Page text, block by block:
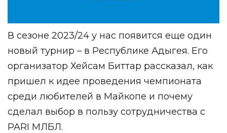
В сезоне 2023/24 у нас появится еще один
новый турнир – в Республике Адыгея. Его
организатор Хейсам Биттар рассказал, как
пришел к идее проведения чемпионата
среди любителей в Майкопе и почему
сделал выбор в пользу сотрудничества с
PARI МЛБЛ.